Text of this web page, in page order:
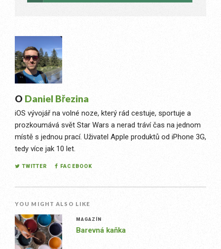
O Daniel Březina
iOS vývojář na volné noze, který rád cestuje, sportuje a
prozkoumává svět Star Wars a nerad tráví čas na jednom
místě s jednou prací. Uživatel Apple produktů od iPhone 3G,
tedy více jak 10 let.
TWITTER FACEBOOK
YOU MIGHT ALSO LIKE
MAGAZÍN
Barevná kaňka